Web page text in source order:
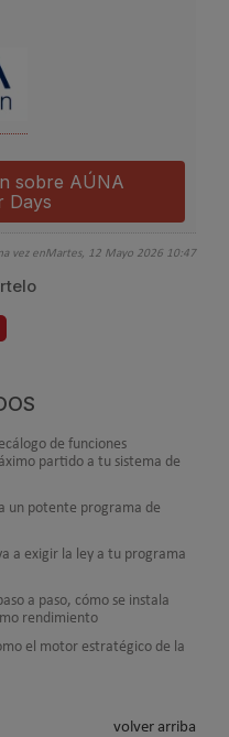
sobre AÚNA
Days
vez enMartes, 12 Mayo 2026 10:47
de funciones
partido a tu sistema de
un potente programa de
a exigir la ley a tu programa
a paso, cómo se instala
rendimiento
el motor estratégico de la
volver arriba